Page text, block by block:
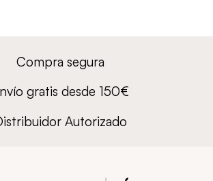
Compra segura
gratis desde 150€
Autorizado